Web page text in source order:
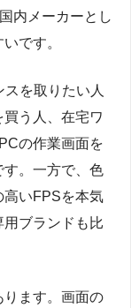
内メーカーとし
です。
を取りたい人
う人、在宅ワ
の作業画面を
す。一方で、色
高いFPSを本気
ブランドも比
ます。画面の